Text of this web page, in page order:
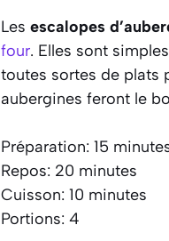
Les escalopes
four. Elles sont
toutes sortes de plats
aubergines feront le
Préparation: 15
Repos: 20 minutes
Cuisson: 10 minutes
Portions: 4